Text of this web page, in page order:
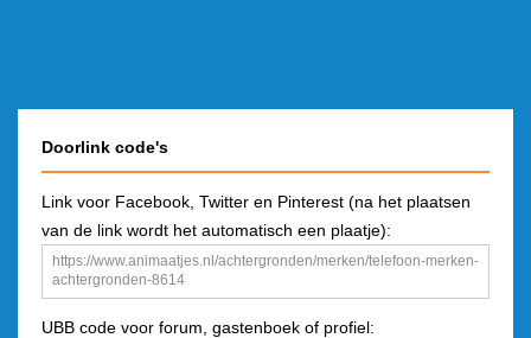
Doorlink code's
Link voor Facebook, Twitter en Pinterest (na het plaatsen
van de link wordt het automatisch een plaatje):
UBB code voor forum, gastenboek of profiel: